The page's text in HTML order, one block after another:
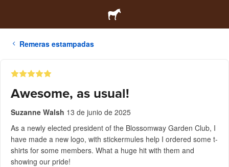
Remeras estampadas
Awesome, as usual!
Suzanne Walsh 13 de junio de 2025
As a newly elected president of the Blossomway Garden Club, I
have made a new logo, with stickermules help I ordered some t-
shirts for some members. What a huge hit with them and
showing our pride!